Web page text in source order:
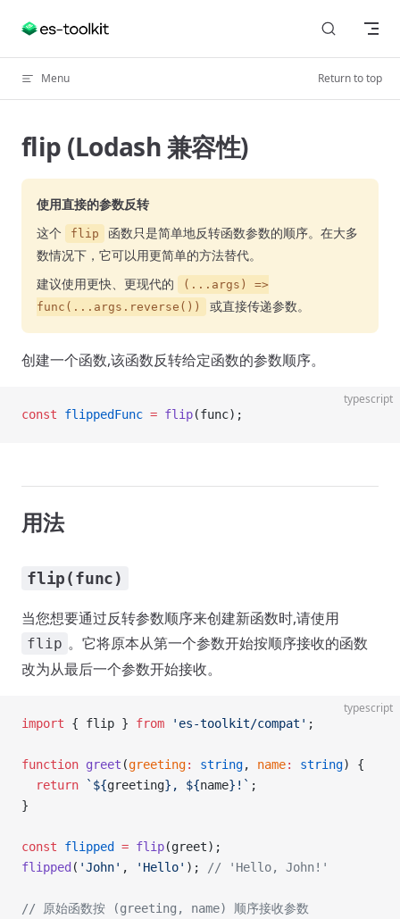
Skip to content
Menu Return to top
flip (Lodash 兼容性)
使用直接的参数反转
这个
flip
函数只是简单地反转函数参数的顺序。在大多
数情况下，它可以用更简单的方法替代。
建议使用更快、更现代的
(...args) =>
func(...args.reverse())
或直接传递参数。
创建一个函数,该函数反转给定函数的参数顺序。
typescript
const flippedFunc = flip(func);
用法
flip(func)
当您想要通过反转参数顺序来创建新函数时,请使用
flip 。它将原本从第一个参数开始按顺序接收的函数
改为从最后一个参数开始接收。
typescript
import { flip } from 'es-toolkit/compat' ;
function greet (greeting: string, name: string) {
  return
`${greeting}, ${name}!` ;
}
const flipped = flip(greet);
flipped ( 'John' , 'Hello' ); // 'Hello, John!'
// 原始函数按 (greeting, name) 顺序接收参数